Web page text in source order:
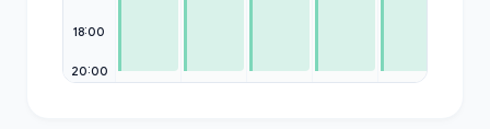
18:00
20:00